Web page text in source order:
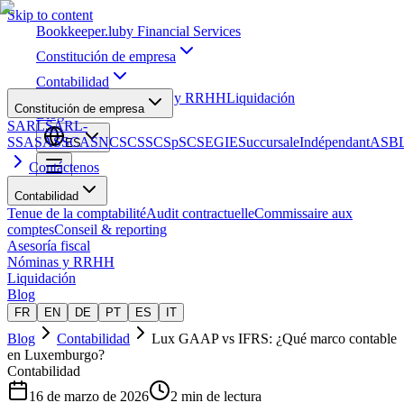
Skip to content
Bookkeeper.luby Financial Services
Constitución de empresa
Contabilidad
Nóminas y RRHHLiquidación
Blog
ES
Constitución de empresa
SARLSARL-
SSASASSCASNCSCSSCSpSCSEGIESuccursaleIndépendant
Contáctenos
Contabilidad
Tenue de la comptabilitéAudit contractuelleCommissaire aux
comptesConseil & reporting
Asesoría fiscal
Nóminas y RRHH
Liquidación
Blog
FR EN DE PT ES IT
Blog Contabilidad
Lux GAAP vs IFRS: ¿Qué marco contable
en Luxemburgo?
Contabilidad
16 de marzo de 2026
2 min de lectura